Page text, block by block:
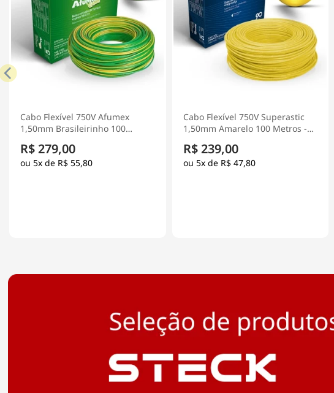
Cabo Flexível 750V Superastic
1,50mm Amarelo 100 Metros -
R$ 239,00
5x de R$ 47,80
Cabo Flexível 750V Superastic
1,50mm Azul 100 Metros -
R$ 239,00
5x de R$ 47,80